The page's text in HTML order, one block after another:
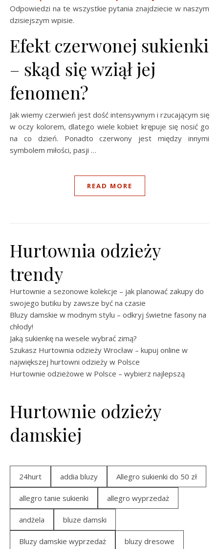
Odpowiedzi na te wszystkie pytania znajdziecie w naszym
dzisiejszym wpisie.
Efekt czerwonej sukienki
– skąd się wziął jej
fenomen?
Jak wiemy czerwień jest dość intensywnym i rzucającym się
w oczy kolorem, dlatego wiele kobiet krępuje się nosić go
na co dzień. Ponadto czerwony jest między innymi
symbolem miłości, pasji …
READ MORE
Hurtownia odzieży
trendy
Hurtownie a sezonowe kolekcje – jak planować zakupy do
swojego butiku by zawsze być na czasie
Bluzy damskie w modnym stylu – odkryj świetne fasony na
chłody!
Jaką sukienkę na wesele wybrać zimą?
Szukasz Hurtownia odzieży Wrocław – kupuj online w
największej hurtowni odzieży w Polsce
Hurtownie odzieżowe w Polsce – wybierz najlepszą
Hurtownie odzieży
damskiej
24hurt addia bluzy Allegro sukienki do 50 zł
allegro tanie sukienki allegro wyprzedaż
andżela bluze damski
Bluzy damskie wyprzedaż bluzy dresowe